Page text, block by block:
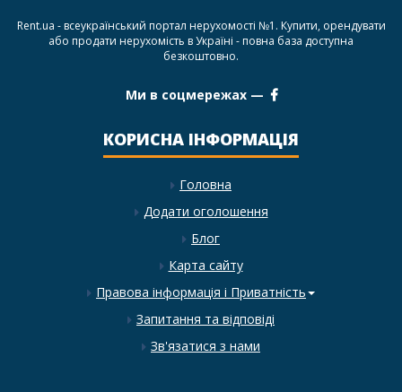
Rent.ua - всеукраїнський портал нерухомості №1. Купити, орендувати
або продати нерухомість в Україні - повна база доступна
безкоштовно.
Ми в соцмережах —
КОРИСНА ІНФОРМАЦІЯ
Головна
Додати оголошення
Блог
Карта сайту
Правова інформація і Приватність
Запитання та відповіді
Зв'язатися з нами